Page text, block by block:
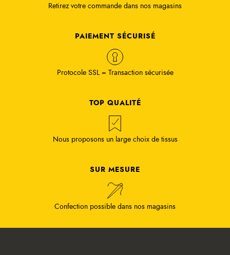
Retirez votre commande dans nos magasins
PAIEMENT SÉCURISÉ
Protocole SSL = Transaction sécurisée
TOP QUALITÉ
Nous proposons un large choix de tissus
SUR MESURE
Confection possible dans nos magasins